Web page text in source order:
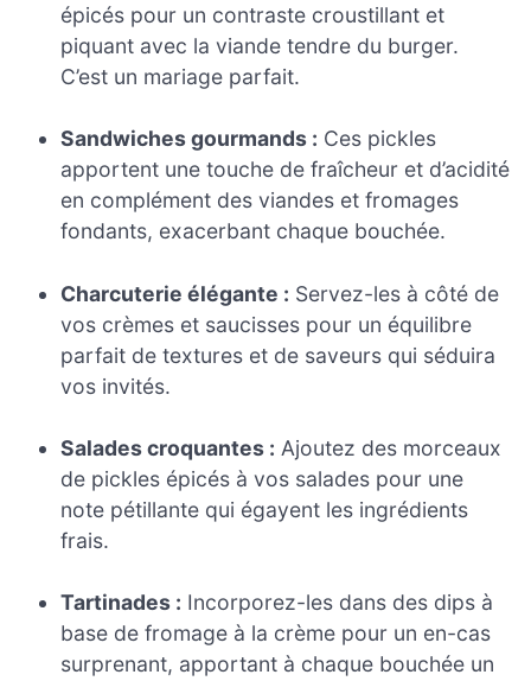
épicés pour un contraste croustillant et
piquant avec la viande tendre du burger.
C’est un mariage parfait.
Sandwiches gourmands : Ces pickles
apportent une touche de fraîcheur et d’acidité
en complément des viandes et fromages
fondants, exacerbant chaque bouchée.
Charcuterie élégante : Servez-les à côté de
vos crèmes et saucisses pour un équilibre
parfait de textures et de saveurs qui séduira
vos invités.
Salades croquantes : Ajoutez des morceaux
de pickles épicés à vos salades pour une
note pétillante qui égayent les ingrédients
frais.
Tartinades : Incorporez-les dans des dips à
base de fromage à la crème pour un en-cas
surprenant, apportant à chaque bouchée un